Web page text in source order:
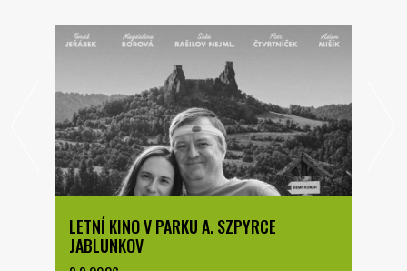
LETNÍ KINO V PARKU A. SZPYRCE
JABLUNKOV